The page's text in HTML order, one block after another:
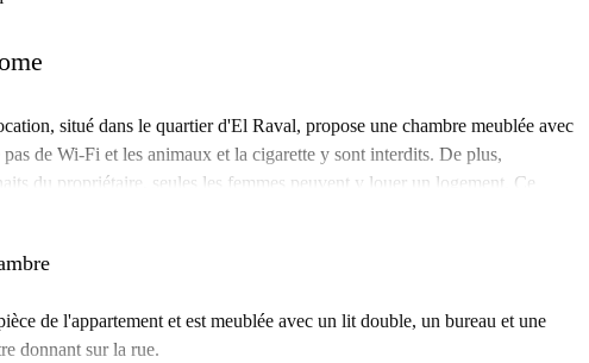
situé dans le quartier d'El Raval, propose une chambre meublée avec
de Wi-Fi et les animaux et la cigarette y sont interdits. De plus,
du propriétaire, seules les femmes peuvent y louer un logement. Ce
Spotahome et répond à nos critères.
Raval à Barcelone, l'appartement se trouve à proximité de sites culturels
profiter pleinement de ces commodités. Le quartier animé d'El Raval offre
la vie barcelonaise.
de l'appartement et est meublée avec un lit double, un bureau et une
donnant sur la rue.